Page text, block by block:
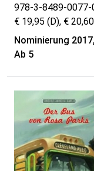
978-3-8489-0077-
€ 19,95 (D), €
Nominierung
Ab 5